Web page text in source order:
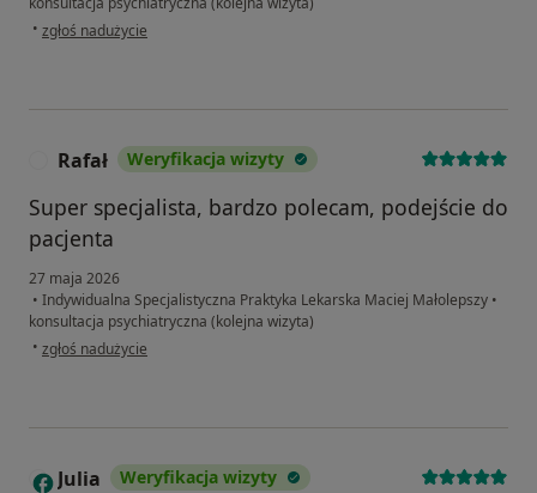
• w opinii użytkownika Bożenka
zgłoś nadużycie
Rafał Weryfikacja wizyty
Super specjalista, bardzo polecam, podejście do
pacjenta
27 maja 2026
• Indywidualna Specjalistyczna Praktyka Lekarska Maciej Małolepszy •
konsultacja psychiatryczna (kolejna wizyta)
• w opinii użytkownika Rafał
zgłoś nadużycie
J Julia Weryfikacja wizyty